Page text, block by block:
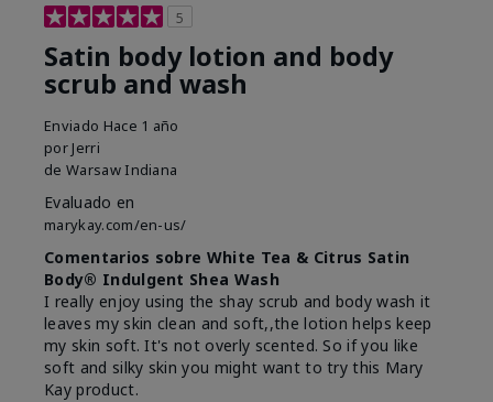
5
Satin body lotion and body
scrub and wash
Enviado Hace 1 año
por Jerri
de Warsaw Indiana
Evaluado en
marykay.com/en-us/
Comentarios sobre White Tea & Citrus Satin
Body® Indulgent Shea Wash
I really enjoy using the shay scrub and body wash it
leaves my skin clean and soft,,the lotion helps keep
my skin soft. It's not overly scented. So if you like
soft and silky skin you might want to try this Mary
Kay product.